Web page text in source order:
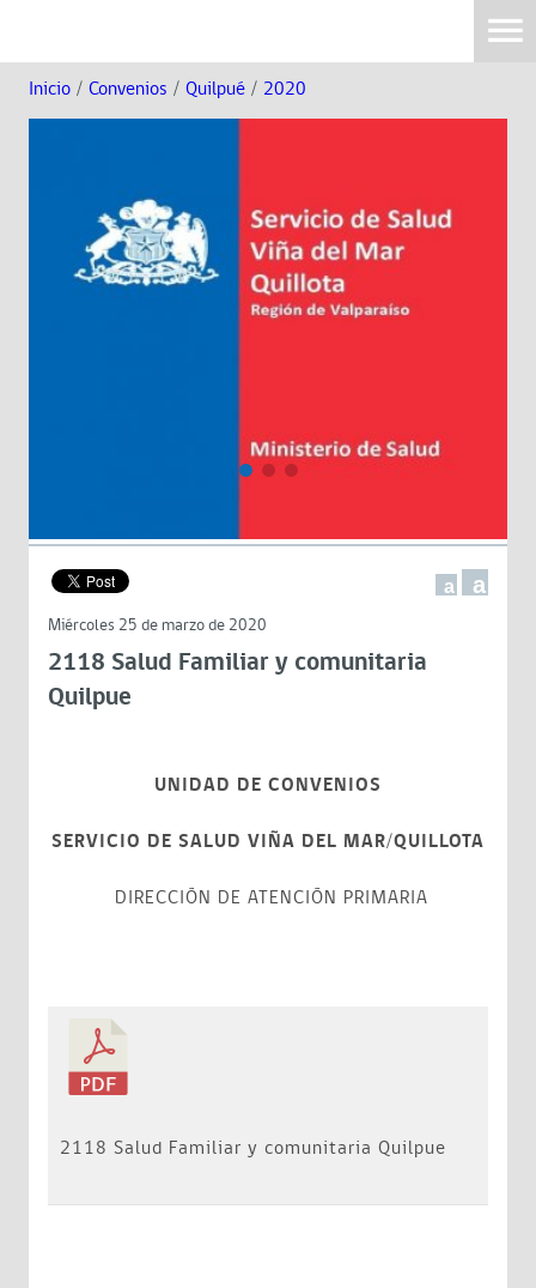
Inicio / Convenios / Quilpué / 2020
a a
Miércoles 25 de marzo de 2020
2118 Salud Familiar y comunitaria
Quilpue
UNIDAD DE CONVENIOS
SERVICIO DE SALUD VIÑA DEL MAR/QUILLOTA
DIRECCIÓN DE ATENCIÓN PRIMARIA
2118 Salud Familiar y comunitaria Quilpue